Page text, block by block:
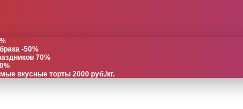
-50%
70%
вкусные торты 2000 руб./кг.